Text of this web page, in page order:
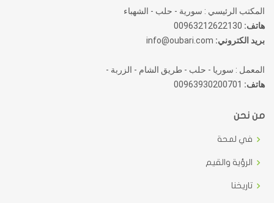
المكتب الرئيسي : سورية - حلب - الشهباء
هاتف:
بريد الكتروني:
المعمل : سوريا - حلب - طريق الشام - الزربة -
هاتف:
من نحن
في لمحة
الرؤية والقيم
تاريخنا